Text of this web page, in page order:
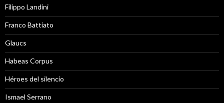
Filippo Landini
Franco Battiato
Glaucs
Habeas Corpus
Héroes del silencio
Ismael Serrano